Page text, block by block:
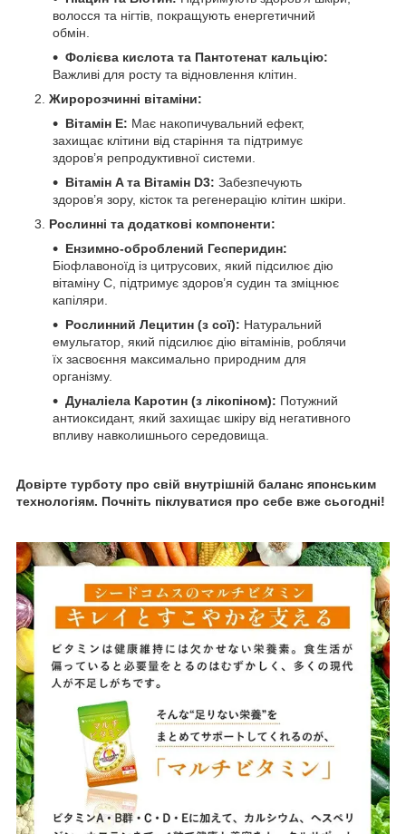
волосся та нігтів, покращують енергетичний
обмін.
Фолієва кислота та Пантотенат кальцію:
Важливі для росту та відновлення клітин.
Жиророзчинні вітаміни:
Вітамін E: Має накопичувальний ефект,
захищає клітини від старіння та підтримує
здоров’я репродуктивної системи.
Вітамін A та Вітамін D3: Забезпечують
здоров’я зору, кісток та регенерацію клітин шкіри.
Рослинні та додаткові компоненти:
Ензимно-оброблений Гесперидин:
Біофлавоноїд із цитрусових, який підсилює дію
вітаміну С, підтримує здоров’я судин та зміцнює
капіляри.
Рослинний Лецитин (з сої): Натуральний
емульгатор, який підсилює дію вітамінів, роблячи
їх засвоєння максимально природним для
організму.
Дуналіела Каротин (з лікопіном): Потужний
антиоксидант, який захищає шкіру від негативного
впливу навколишнього середовища.
Довірте турботу про свій внутрішній баланс японським
технологіям. Почніть піклуватися про себе вже сьогодні!